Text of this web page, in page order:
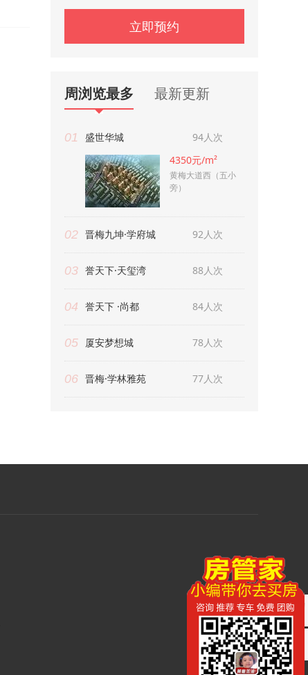
周浏览最多 最新更新
01 盛世华城
94人次
4350元/m²
黄梅大道西（五小
旁）
02 晋梅九坤·学府城 92人次
03 誉天下·天玺湾 88人次
04 誉天下 ·尚都 84人次
05 厦安梦想城 78人次
06 晋梅·学林雅苑 77人次